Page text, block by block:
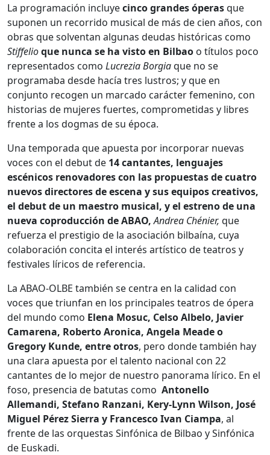
La programación incluyecinco grandes óperasque
suponen un recorrido musical de más de cien años, con
obras que solventan algunas deudas históricas como
Stiffelioque nunca se ha visto en Bilbao o títulos poco
representados como Lucrezia Borgiaque no se
programaba desde hacía tres lustros; y que en
conjunto recogen un marcado carácter femenino, con
historias de mujeres fuertes, comprometidas y libres
frente a los dogmas de su época.
Una temporada que apuesta por incorporar nuevas
voces con el debut de 14 cantantes, lenguajes
escénicos renovadores con las propuestas de cuatro
nuevos directores de escena y sus equipos creativos,
el debut de un maestro musical, y el estreno de una
nueva coproducción de ABAO, Andrea Chénier, que
refuerza el prestigio de la asociación bilbaína, cuya
colaboración concita el interés artístico de teatros y
festivales líricos de referencia.
La ABAO-OLBE también se centra en la calidad con
voces que triunfan en los principales teatros de ópera
del mundo como Elena Mosuc, Celso Albelo, Javier
Camarena, Roberto Aronica, Angela Meade o
Gregory Kunde, entre otros, pero donde también hay
una clara apuesta por el talento nacional con 22
cantantes de lo mejor de nuestro panorama lírico. En el
foso, presencia de batutas como Antonello
Allemandi, Stefano Ranzani, Kery-Lynn Wilson, José
Miguel Pérez Sierra y Francesco Ivan Ciampa, al
frente de las orquestas Sinfónica de Bilbao y Sinfónica
de Euskadi.